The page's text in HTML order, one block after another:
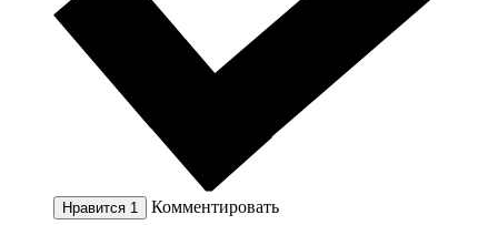
Нравится 1 Комментировать